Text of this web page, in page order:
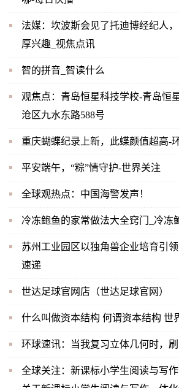
法媒：坎波斯会见了托迪博经纪人
厚兴趣_视焦点讯
智的拼音_智读什么
观焦点：青岛恒星科技学校-青岛恒
沧区九水东路588号
重庆蝴蝶纪录上新，此蝶颜值超高-
平安端午，“粽”情守护-世界关注
全球观热点：中国海警发声！
冷冻鲍鱼的家常做法大全窍门_冷冻
苏州工业园区以独角兽企业培育引
速递
世达足球官网店（世达足球官网）
什么叫做资本结构 何谓资本结构 世
环球速讯：当我复习立体几何时，
全球关注：新课标小学生阅读与写作